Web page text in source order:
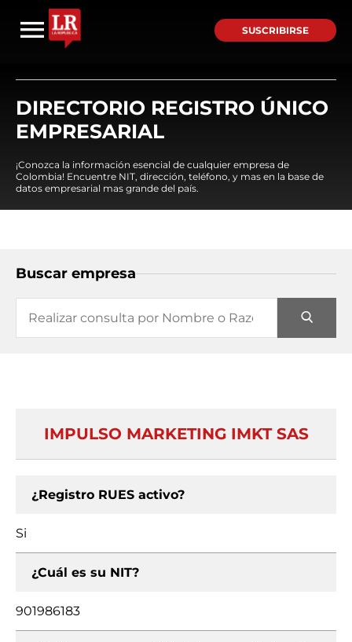
SUSCRIBIRSE
DIRECTORIO REGISTRO ÚNICO
EMPRESARIAL
¡Conozca la información esencial de cualquier empresa de
Colombia! Encuentre NIT, dirección, teléfono, y mas en la base de
datos empresarial mas grande del país.
Buscar empresa
IMPULSO MARKETING IMKT SAS
¿Registro RUES activo?
Si
¿Cuál es su NIT?
901986183